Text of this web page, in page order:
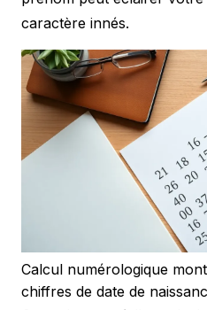
caractère innés.
Calcul numérologique
chiffres de date de